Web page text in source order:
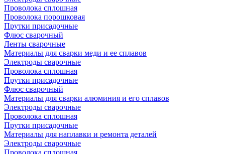
Проволока сплошная
Проволока порошковая
Прутки присадочные
Флюс сварочный
Ленты сварочные
Материалы для сварки меди и ее сплавов
Электроды сварочные
Проволока сплошная
Прутки присадочные
Флюс сварочный
Материалы для сварки алюминия и его сплавов
Электроды сварочные
Проволока сплошная
Прутки присадочные
Материалы для наплавки и ремонта деталей
Электроды сварочные
Проволока сплошная